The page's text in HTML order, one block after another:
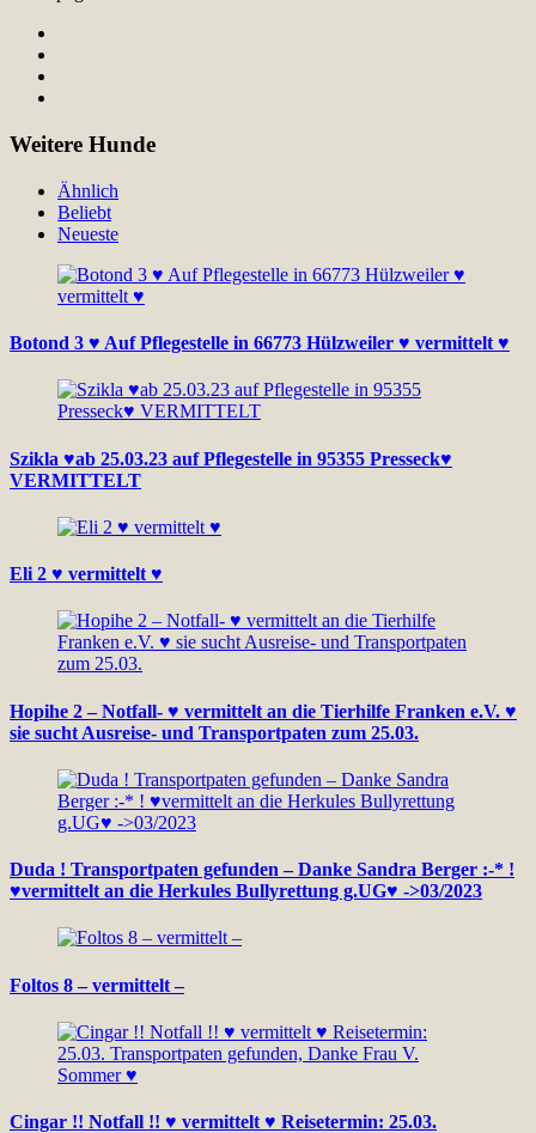
Weitere Hunde
Ähnlich
Beliebt
Neueste
Botond 3 ♥ Auf Pflegestelle in 66773 Hülzweiler ♥ vermittelt ♥
Szikla ♥ab 25.03.23 auf Pflegestelle in 95355 Presseck♥
VERMITTELT
Eli 2 ♥ vermittelt ♥
Hopihe 2 – Notfall- ♥ vermittelt an die Tierhilfe Franken e.V. ♥
sie sucht Ausreise- und Transportpaten zum 25.03.
Duda ! Transportpaten gefunden – Danke Sandra Berger :-* !
♥vermittelt an die Herkules Bullyrettung g.UG♥ ->03/2023
Foltos 8 – vermittelt –
Cingar !! Notfall !! ♥ vermittelt ♥ Reisetermin: 25.03.